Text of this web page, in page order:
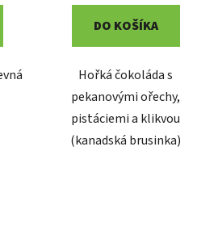
DO KOŠÍKA
Hořká čokoláda s
pekanovými ořechy,
pistáciemi a klikvou
(kanadská brusinka)